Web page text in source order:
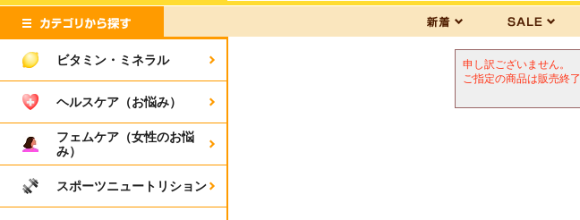
申し訳ございません。
ご指定の商品は販売終
ビタミン・ミネラル
ヘルスケア（お悩み）
フェムケア（女性のお悩
み）
スポーツニュートリション